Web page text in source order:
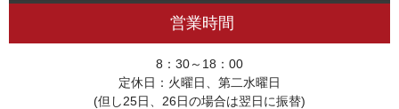
営業時間
8：30～18：00
定休日：火曜日、第二水曜日
(但し25日、26日の場合は翌日に振替)